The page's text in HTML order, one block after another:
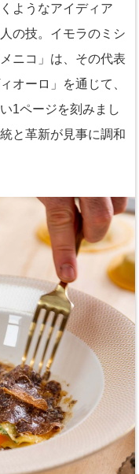
ようなアイディア
の技。イモラのミシ
ニコ」は、その代表
オーロ」を通じて、
1ページを刻みまし
と革新が見事に調和